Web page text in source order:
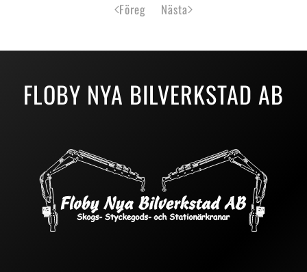
Föreg Nästa
FLOBY NYA BILVERKSTAD AB